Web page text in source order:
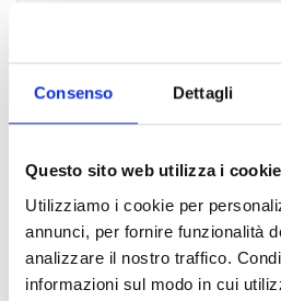
Consenso Dettagli
Questo sito web utilizza i cookie
Utilizziamo i cookie per
annunci, per fornire funzionalità
analizzare il nostro traffico.
informazioni sul modo in cui
Avviso - Integrazione
proroga scadenza -
COD11 e COD12 - SSD
Revoca procedure
svolgersi nell'ambito del
professionale Servizi per